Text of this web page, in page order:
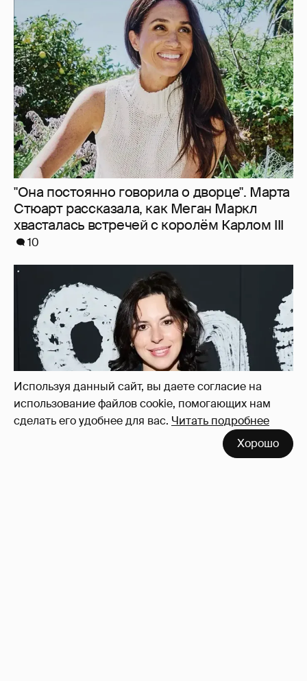
Используя данный сайт, вы даете согласие на
использование файлов cookie, помогающих нам
сделать его удобнее для вас. Читать подробнее
Хорошо
"Она постоянно говорила о дворце". Марта
Стюарт рассказала, как Меган Маркл
хвасталась встречей с королём Карлом III
10
В сети высмеяли Наталию Архангельскую
из "Антиглянца" за рецензию на роман
Юрия Олеши